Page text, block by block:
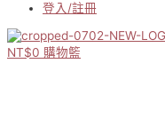
登入/註冊
NT$0 購物籃